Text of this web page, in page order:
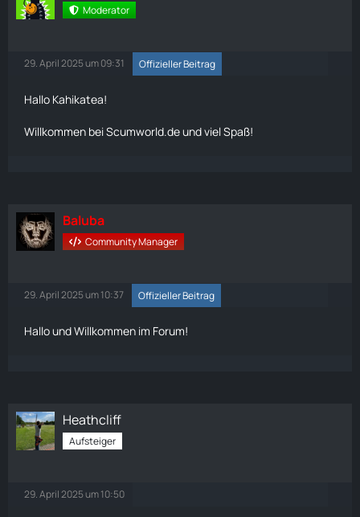
Moderator
29. April 2025 um 09:31 Offizieller Beitrag
Hallo Kahikatea!
Willkommen bei Scumworld.de und viel Spaß!
Baluba
Community Manager
29. April 2025 um 10:37 Offizieller Beitrag
Hallo und Willkommen im Forum!
Heathcliff
Aufsteiger
29. April 2025 um 10:50